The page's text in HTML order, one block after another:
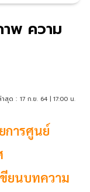
พ ความ
สุด : 17 ก.ย. 64 | 17:00 น.
การศูนย์
ยนบทความ